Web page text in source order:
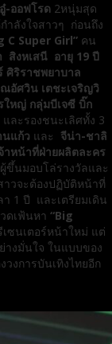
-ออฟโรด 2หนุ่มสุด
ำลังใจสาวๆ ก่อนถึง
C Super Girl” คน
สิงหเสนี อายุ 19 ปี
ศิริราชพยาบาล
อัศวิน เตชะเจริญวิ
ใหญ่ กลุ่มบีเจซี บิ๊ก
ละรองชนะเลิศทั้ง 3
นแก้ว และ จีน่า-ชาลิ
าหน้าที่ฝ่ายผลิตละคร
ขึ้นมอบโล่รางวัลและ
าวจะต้องปฏิบัติหน้าที่
า 1 ปี และเตรียมเดิน
ดเฟ้นหา “Big
เซนเตอร์หน้าใหม่ แต่
างมั่นใจ ในแบบของ
งการบันเทิงไทยอีก